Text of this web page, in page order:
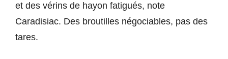
et des vérins de hayon fatigués, note
Caradisiac. Des broutilles négociables, pas des
tares.